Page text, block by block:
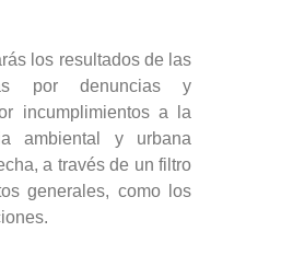
los resultados de las
por denuncias y
incumplimientos a la
ambiental y urbana
a través de un filtro
generales, como los